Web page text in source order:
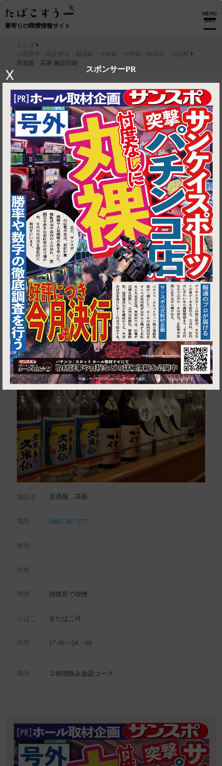
最寄りの喫煙情報サイト
MENU
OPEN
スポンサーPR
X
1
トップ
小田原市・南足柄市・開成町・大井町・中井町・松田町・山北町
居酒屋 花菱 施設詳細
▶ ルートを見る
小田原市・南足柄市・開成町・大井町・中井町・松田町・山北町│居
酒屋 花菱
小田原市栢山393-1
施設名 居酒屋 花菱
電話 0465-36-7377
種別
対象
喫煙 喫煙所で喫煙
たばこ 全たばこ可
時間 17:00～24：00
備考 ２時間飲み放題コース